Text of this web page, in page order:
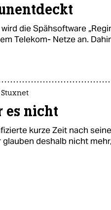
die Spähsoftware
Telekom- Netze an.
es nicht
kurze Zeit nach
deshalb nicht